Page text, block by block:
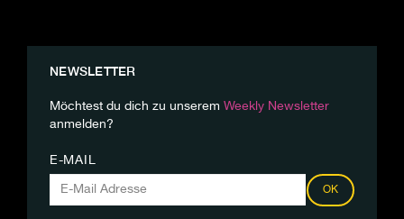
NEWSLETTER
Möchtest du dich zu unserem Weekly Newsletter
anmelden?
E-MAIL
OK